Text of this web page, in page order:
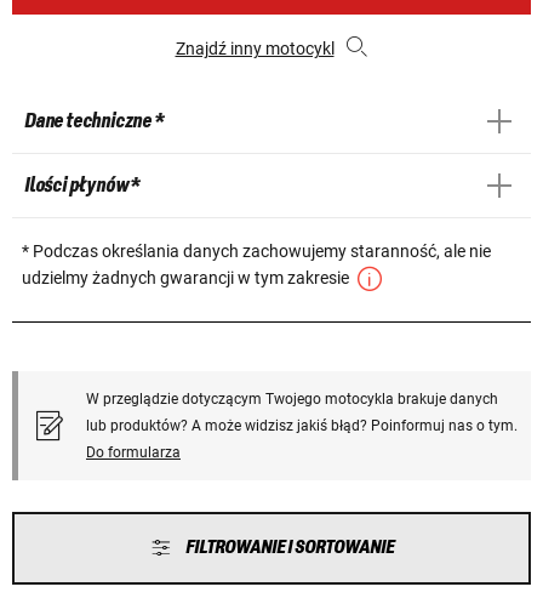
Znajdź inny motocykl
Dane techniczne *
Ilości płynów *
* Podczas określania danych zachowujemy staranność, ale nie
udzielmy żadnych gwarancji w tym zakresie
W przeglądzie dotyczącym Twojego motocykla brakuje danych
lub produktów? A może widzisz jakiś błąd? Poinformuj nas o tym.
Do formularza
FILTROWANIE I SORTOWANIE